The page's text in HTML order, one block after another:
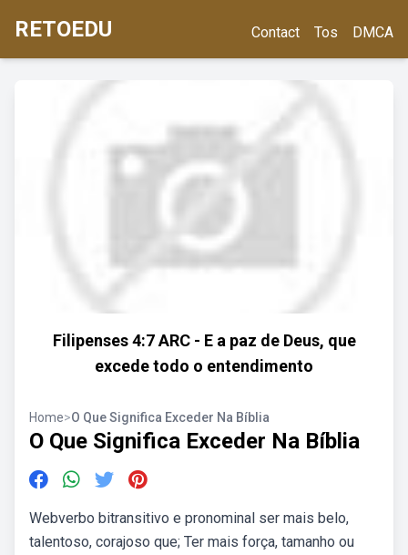
RETOEDU Contact Tos DMCA
Filipenses 4:7 ARC - E a paz de Deus, que
excede todo o entendimento
Home>O Que Significa Exceder Na Bíblia
O Que Significa Exceder Na Bíblia
Webverbo bitransitivo e pronominal ser mais belo,
talentoso, corajoso que; Ter mais força, tamanho ou